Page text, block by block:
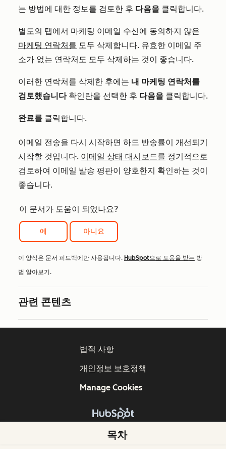
는 방법에 대한 정보를 검토한 후 다음을 클릭합니다.
별도의 탭에서 마케팅 이메일 수신에 동의하지 않은
마케팅 연락처를 모두 삭제합니다. 유효한 이메일 주
소가 없는 연락처도 모두 삭제하는 것이 좋습니다.
이러한 연락처를 삭제한 후에는 내 마케팅 연락처를
검토했습니다 확인란을 선택한 후 다음을 클릭합니다.
완료를 클릭합니다.
이메일 전송을 다시 시작하면 하드 반송률이 개선되기
시작할 것입니다. 이메일 상태 대시보드를 정기적으로
검토하여 이메일 발송 평판이 양호한지 확인하는 것이
좋습니다.
이 문서가 도움이 되었나요?
예 아니요
이 양식은 문서 피드백에만 사용됩니다. HubSpot으로 도움을 받는 방
법 알아보기.
관련 콘텐츠
목차
Copyright © 2026 HubSpot, Inc.
법적 사항
개인정보 보호정책
Manage Cookies